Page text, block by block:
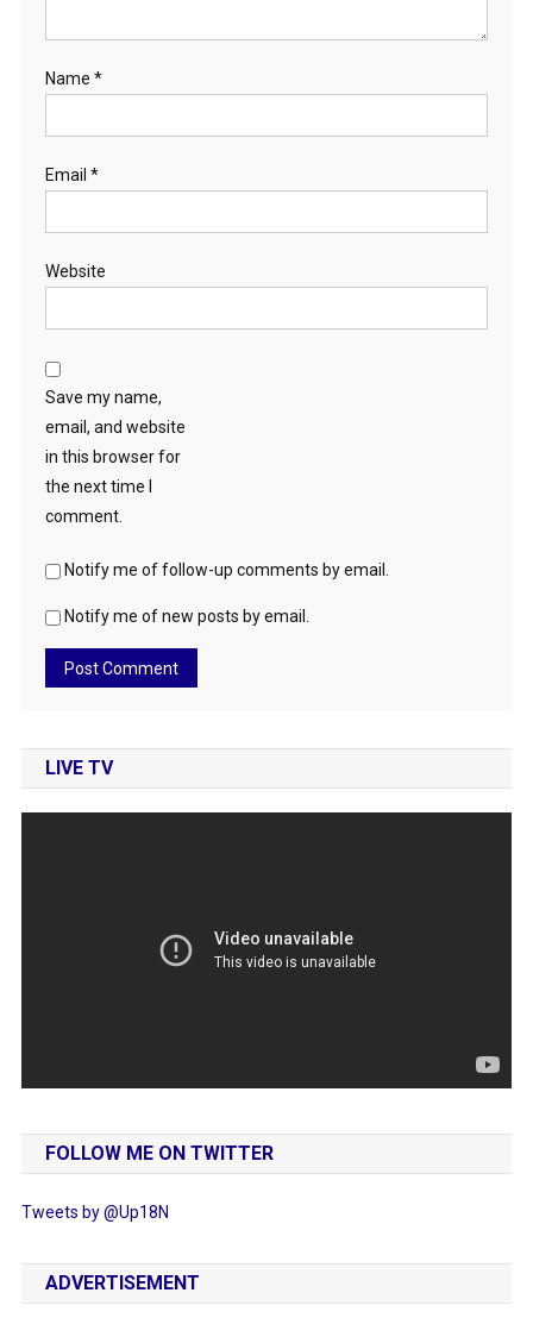
Name *
Email *
Website
Save my name,
email, and website
in this browser for
the next time I
comment.
Notify me of follow-up comments by email.
Notify me of new posts by email.
LIVE TV
FOLLOW ME ON TWITTER
Tweets by @Up18N
ADVERTISEMENT